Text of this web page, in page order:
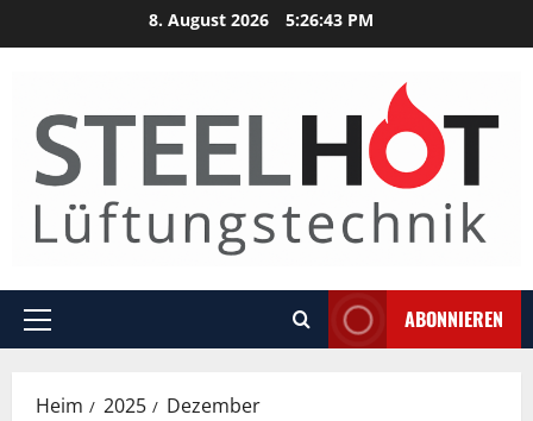
Inhalt
8. August 2026 5:26:43 PM
Hauptmenü ABONNIEREN
Heim 2025 Dezember